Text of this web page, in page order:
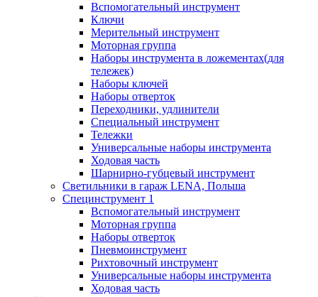
Вспомогательный инструмент
Ключи
Мерительный инструмент
Моторная группа
Наборы инструмента в ложементах(для
тележек)
Наборы ключей
Наборы отверток
Переходники, удлинители
Специальный инструмент
Тележки
Универсальные наборы инструмента
Ходовая часть
Шарнирно-губцевый инструмент
Светильники в гараж LENA, Польша
Специнструмент 1
Вспомогательный инструмент
Моторная группа
Наборы отверток
Пневмоинструмент
Рихтовочный инструмент
Универсальные наборы инструмента
Ходовая часть